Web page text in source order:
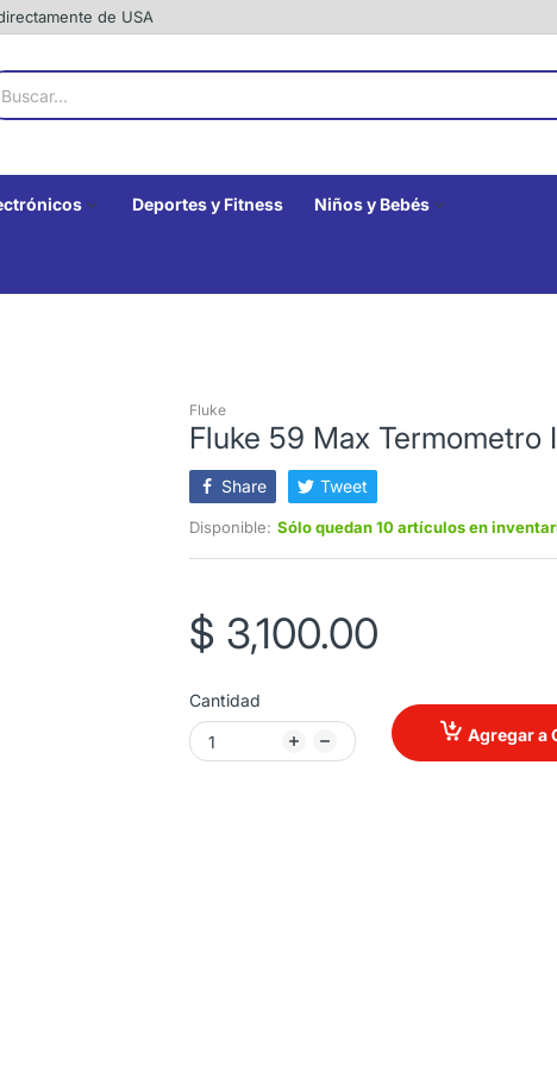
de USA
Deportes y Fitness Niños y Bebés
Fluke
Fluke 59 Max Termometro
Share Tweet
Disponible: Sólo quedan 10 artículos en
$ 3,100.00
Cantidad
Agregar a